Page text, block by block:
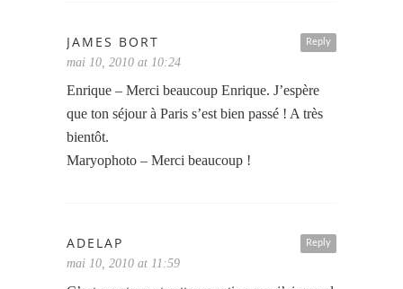
Reply
JAMES BORT
mai 10, 2010 at 10:24
Enrique – Merci beaucoup Enrique. J’espère
que ton séjour à Paris s’est bien passé ! A très
bientôt.
Maryophoto – Merci beaucoup !
Reply
ADELAP
mai 10, 2010 at 11:59